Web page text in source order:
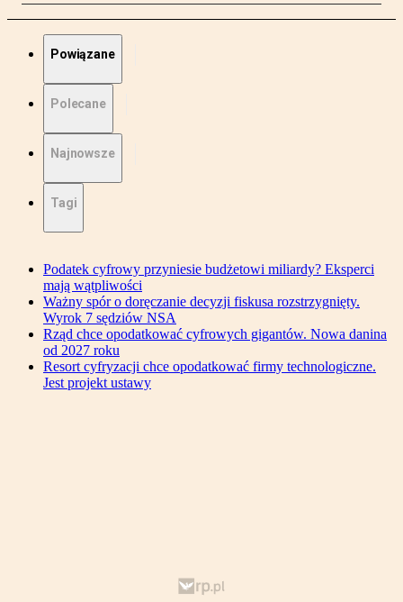
Powiązane
Polecane
Najnowsze
Tagi
Podatek cyfrowy przyniesie budżetowi miliardy? Eksperci
mają wątpliwości
Ważny spór o doręczanie decyzji fiskusa rozstrzygnięty.
Wyrok 7 sędziów NSA
Rząd chce opodatkować cyfrowych gigantów. Nowa danina
od 2027 roku
Resort cyfryzacji chce opodatkować firmy technologiczne.
Jest projekt ustawy